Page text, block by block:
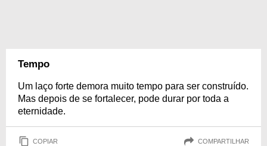
Tempo
Um laço forte demora muito tempo para ser construído.
Mas depois de se fortalecer, pode durar por toda a
eternidade.
COPIAR COMPARTILHAR